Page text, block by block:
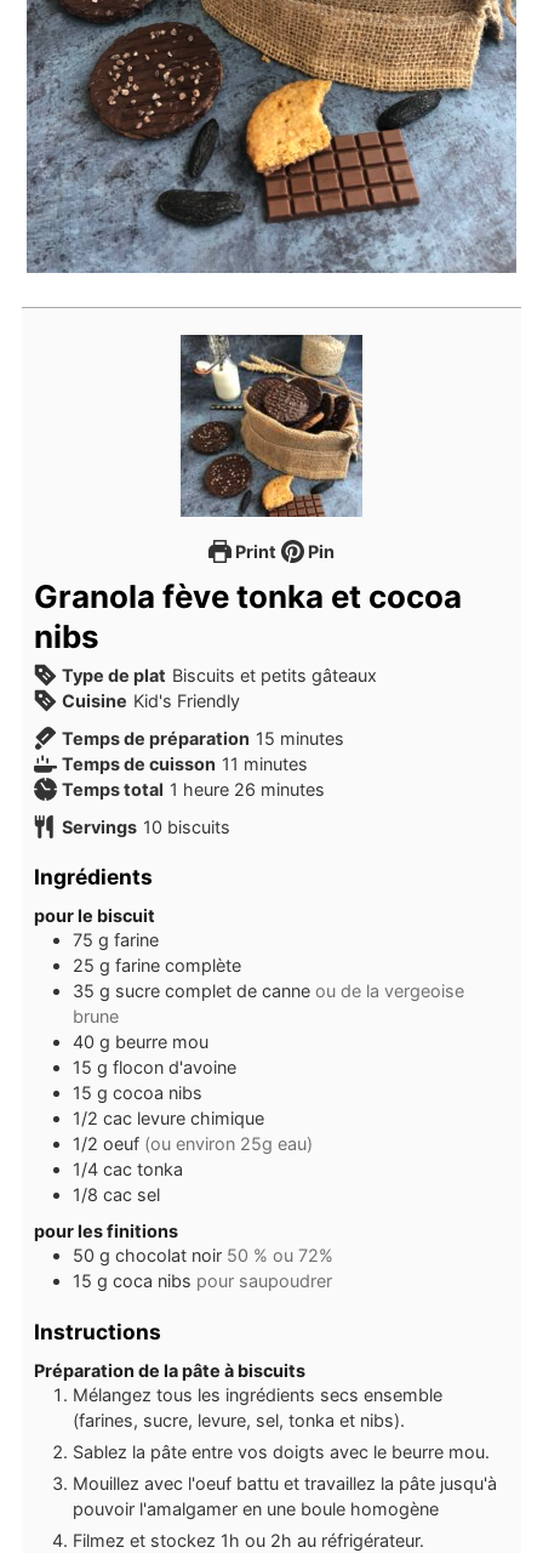
Print Pin
Granola fève tonka et cocoa
nibs
Type de plat Biscuits et petits gâteaux
Cuisine Kid's Friendly
Temps de préparation 15 minutes
minutes
Temps de cuisson 11 minutes
minutes
Temps total 1 heure
heure 26 minutes
minutes
Servings 10 biscuits
Ingrédients
pour le biscuit
75 g farine
25 g farine complète
35 g sucre complet de canne ou de la vergeoise
brune
40 g beurre mou
15 g flocon d'avoine
15 g cocoa nibs
1/2 cac levure chimique
1/2 oeuf (ou environ 25g eau)
1/4 cac tonka
1/8 cac sel
pour les finitions
50 g chocolat noir 50 % ou 72%
15 g coca nibs pour saupoudrer
Instructions
Préparation de la pâte à biscuits
Mélangez tous les ingrédients secs ensemble
(farines, sucre, levure, sel, tonka et nibs).
Sablez la pâte entre vos doigts avec le beurre mou.
Mouillez avec l'oeuf battu et travaillez la pâte jusqu'à
pouvoir l'amalgamer en une boule homogène
Filmez et stockez 1h ou 2h au réfrigérateur.